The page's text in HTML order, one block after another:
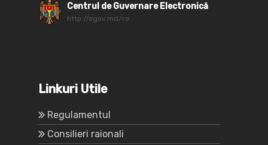
Centrul de Guvernare Electronică
http://egov.md/ro
Linkuri Utile
Regulamentul
Consilieri raionali